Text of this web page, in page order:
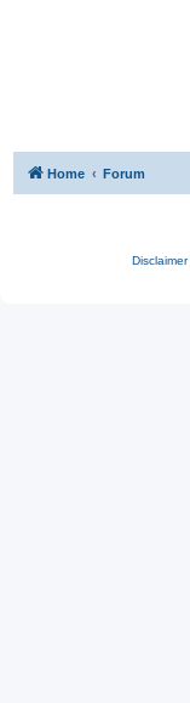
Home Forum
Disclaimer